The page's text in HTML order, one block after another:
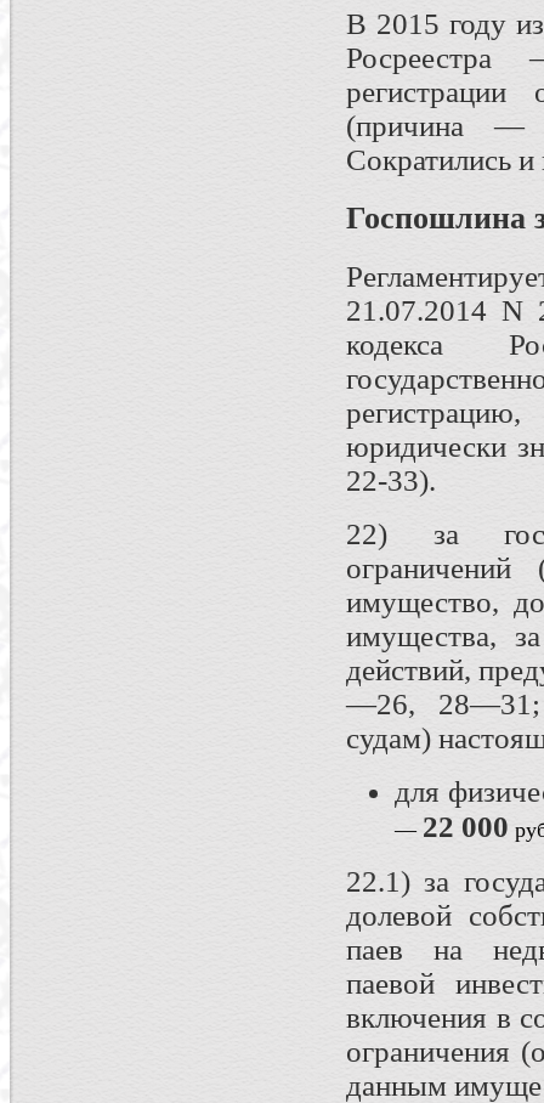
В 2015 году
(причина —
Сократились
Госпошлина
21.07.2014 N
кодекса
юридически
22-33).
22) за
имущество,
имущества,
действий,
—26, 28—31;
судам)
для
— 22 000
22.1) за
долевой
паев на
паевой
включения в
ограничения
данным